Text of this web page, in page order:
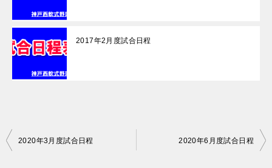
2017年2月度試合日程
投
2020年3月度試合日程 2020年6月度試合日程